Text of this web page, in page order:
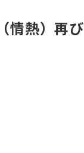
情熱）再び